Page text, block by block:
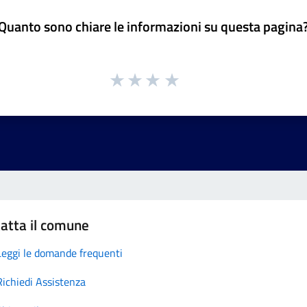
sono chiare le informazioni su questa
il comune
le domande frequenti
Assistenza